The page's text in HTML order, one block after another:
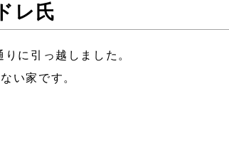
レ氏
に引っ越しました。
い家です。